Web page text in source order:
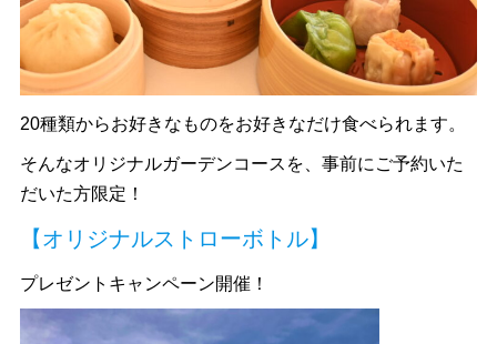
20種類からお好きなものをお好きなだけ食べられます。
そんなオリジナルガーデンコースを、事前にご予約いた
だいた方限定！
【オリジナルストローボトル】
プレゼントキャンペーン開催！